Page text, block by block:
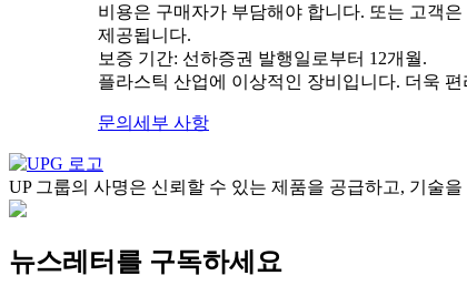
비용은 구매자가 부담해야 합니다. 또는 고객
제공됩니다.
보증 기간: 선하증권 발행일로부터 12개월.
플라스틱 산업에 이상적인 장비입니다. 더욱
문의 세부 사항
UP 그룹의 사명은 신뢰할 수 있는 제품을 공급하고, 기술
뉴스레터를 구독하세요